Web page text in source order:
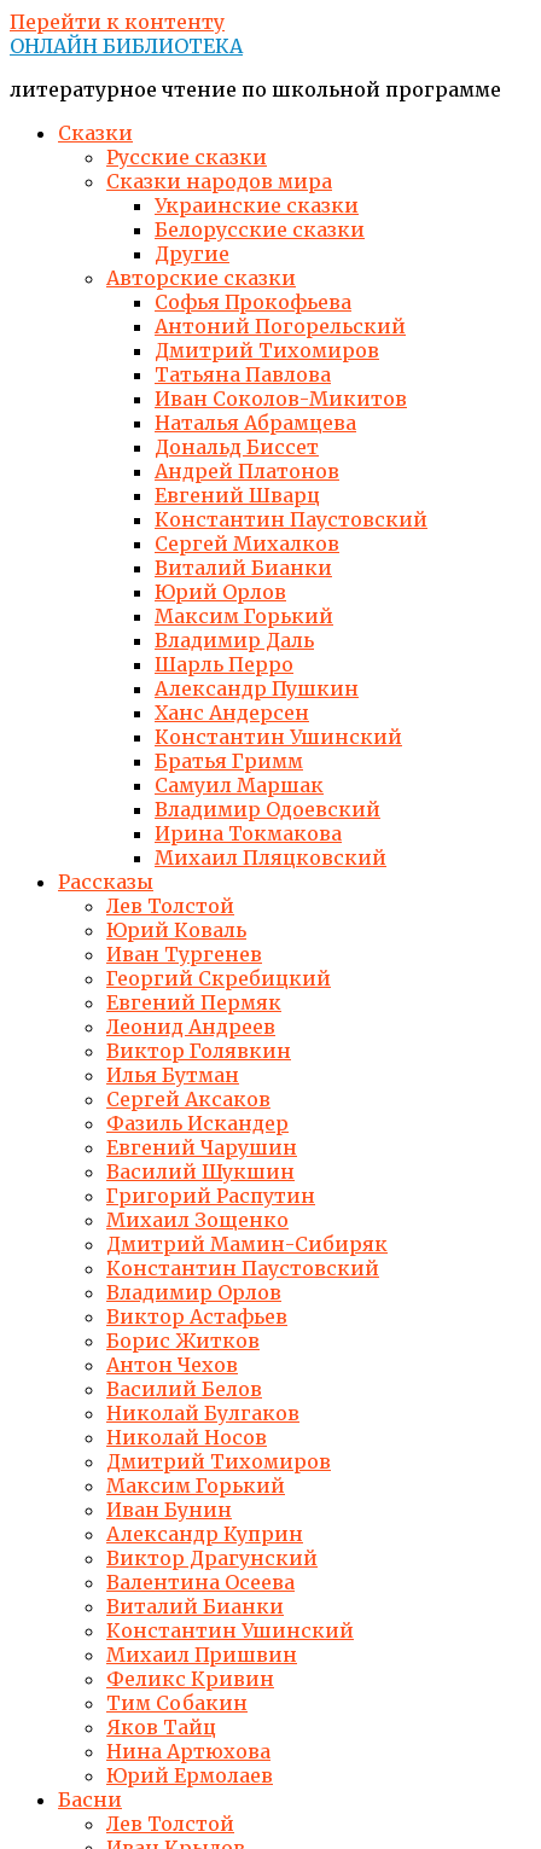
Перейти к контенту
ОНЛАЙН БИБЛИОТЕКА
литературное чтение по школьной программе
Сказки
Русские сказки
Сказки народов мира
Украинские сказки
Белорусские сказки
Другие
Авторские сказки
Софья Прокофьева
Антоний Погорельский
Дмитрий Тихомиров
Татьяна Павлова
Иван Соколов-Микитов
Наталья Абрамцева
Дональд Биссет
Андрей Платонов
Евгений Шварц
Константин Паустовский
Сергей Михалков
Виталий Бианки
Юрий Орлов
Максим Горький
Владимир Даль
Шарль Перро
Александр Пушкин
Ханс Андерсен
Константин Ушинский
Братья Гримм
Самуил Маршак
Владимир Одоевский
Ирина Токмакова
Михаил Пляцковский
Рассказы
Лев Толстой
Юрий Коваль
Иван Тургенев
Георгий Скребицкий
Евгений Пермяк
Леонид Андреев
Виктор Голявкин
Илья Бутман
Сергей Аксаков
Фазиль Искандер
Евгений Чарушин
Василий Шукшин
Григорий Распутин
Михаил Зощенко
Дмитрий Мамин-Сибиряк
Константин Паустовский
Владимир Орлов
Виктор Астафьев
Борис Житков
Антон Чехов
Василий Белов
Николай Булгаков
Николай Носов
Дмитрий Тихомиров
Максим Горький
Иван Бунин
Александр Куприн
Виктор Драгунский
Валентина Осеева
Виталий Бианки
Константин Ушинский
Михаил Пришвин
Феликс Кривин
Тим Собакин
Яков Тайц
Нина Артюхова
Юрий Ермолаев
Басни
Лев Толстой